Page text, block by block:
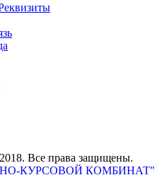
Все права защищены.
КУРСОВОЙ КОМБИНАТ"